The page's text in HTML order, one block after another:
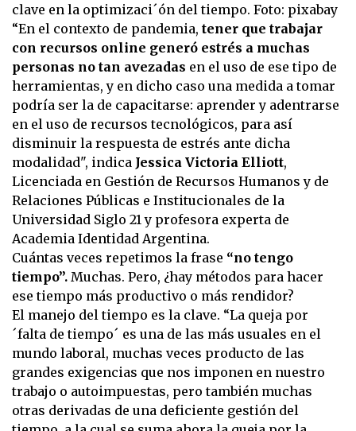
clave en la optimizaci´ón del tiempo. Foto: pixabay
“En el contexto de pandemia, tener que trabajar
con recursos online generó estrés a muchas
personas no tan avezadas en el uso de ese tipo de
herramientas, y en dicho caso una medida a tomar
podría ser la de capacitarse: aprender y adentrarse
en el uso de recursos tecnológicos, para así
disminuir la respuesta de estrés ante dicha
modalidad", indica Jessica Victoria Elliott,
Licenciada en Gestión de Recursos Humanos y de
Relaciones Públicas e Institucionales de la
Universidad Siglo 21 y profesora experta de
Academia Identidad Argentina.
Cuántas veces repetimos la frase “no tengo
tiempo”. Muchas. Pero, ¿hay métodos para hacer
ese tiempo más productivo o más rendidor?
El manejo del tiempo es la clave. “La queja por
´falta de tiempo´ es una de las más usuales en el
mundo laboral, muchas veces producto de las
grandes exigencias que nos imponen en nuestro
trabajo o autoimpuestas, pero también muchas
otras derivadas de una deficiente gestión del